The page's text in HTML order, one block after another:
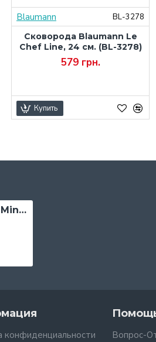
Blaumann
BL-3278
Сковорода Blaumann Le
Chef Line, 24 см. (BL-3278)
579 грн.
Купить
Сковорода TVS Mineralia Eco Induction, 28 см. (BS279282910301)
конфиденциальности
Вопрос-